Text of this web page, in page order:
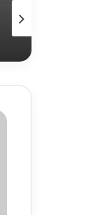
الخميس 23 صفر 1448AH
6-8-2026AD